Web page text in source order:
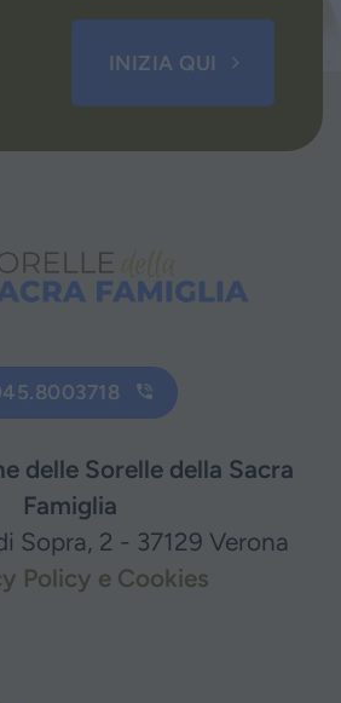
INIZIA QUI
delle Sorelle della Sacra
Famiglia
Sopra, 2 - 37129 Verona
Policy e Cookies